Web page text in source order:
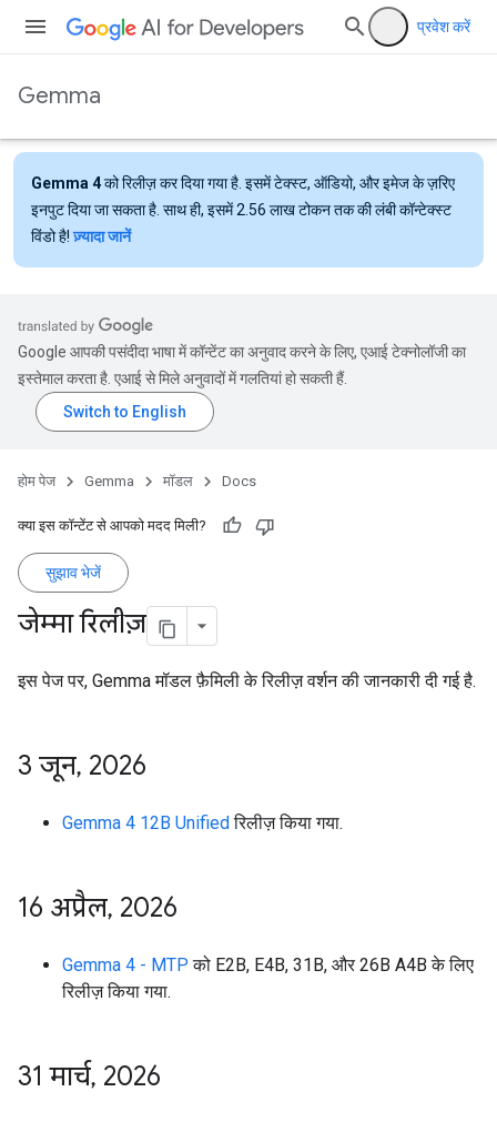
प्रवेश करें
Gemma
Gemma 4को रिलीज़ कर दिया गया है. इसमें टेक्स्ट, ऑडियो, और इमेज के ज़रिए
इनपुट दिया जा सकता है. साथ ही, इसमें 2.56 लाख टोकन तक की लंबी कॉन्टेक्स्ट
विंडो है!ज़्यादा जानें
Google आपकी पसंदीदा भाषा में कॉन्टेंट का अनुवाद करने के लिए, एआई टेक्नोलॉजी का
इस्तेमाल करता है. एआई से मिले अनुवादों में गलतियां हो सकती हैं.
होम पेज Gemma मॉडल Docs
क्या इस कॉन्टेंट से आपको मदद मिली?
सुझाव भेजें
जेम्मा रिलीज़
इस पेज पर, Gemma मॉडल फ़ैमिली के रिलीज़ वर्शन की जानकारी दी गई है.
3 जून, 2026
Gemma 4 12B Unifiedरिलीज़ किया गया.
16 अप्रैल, 2026
Gemma 4 - MTP को E2B, E4B, 31B, और 26B A4B के लिए
रिलीज़ किया गया.
31 मार्च, 2026